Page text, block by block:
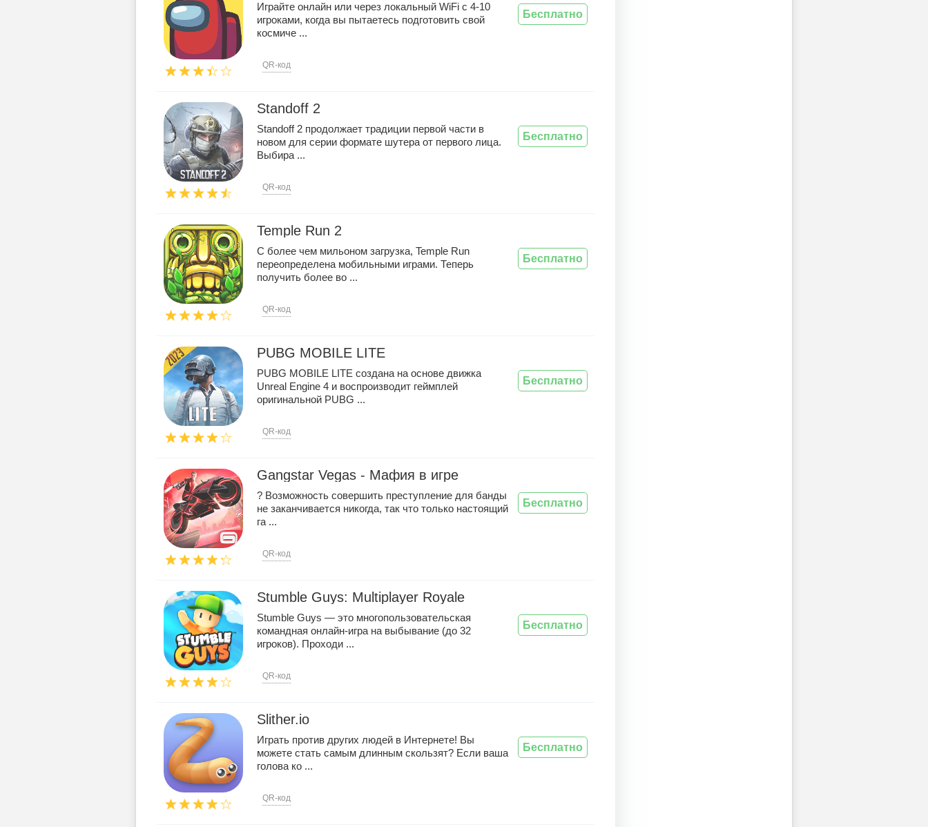
Играйте онлайн или через локальный WiFi с 4-10
игроками, когда вы пытаетесь подготовить свой
космиче ...
QR-код
Бесплатно
Standoff 2
Standoff 2 продолжает традиции первой части в
новом для серии формате шутера от первого лица.
Выбира ...
QR-код
Бесплатно
Temple Run 2
С более чем мильоном загрузка, Temple Run
переопределена мобильными играми. Теперь
получить более во ...
QR-код
Бесплатно
PUBG MOBILE LITE
PUBG MOBILE LITE создана на основе движка
Unreal Engine 4 и воспроизводит геймплей
оригинальной PUBG ...
QR-код
Бесплатно
Gangstar Vegas - Мафия в игре
? Возможность совершить преступление для банды
не заканчивается никогда, так что только настоящий
га ...
QR-код
Бесплатно
Stumble Guys: Multiplayer Royale
Stumble Guys — это многопользовательская
командная онлайн-игра на выбывание (до 32
игроков). Проходи ...
QR-код
Бесплатно
Slither.io
Играть против других людей в Интернете! Вы
можете стать самым длинным скользят? Если ваша
голова ко ...
QR-код
Бесплатно